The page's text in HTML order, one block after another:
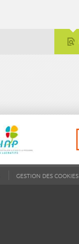
GESTION DES COOKIES